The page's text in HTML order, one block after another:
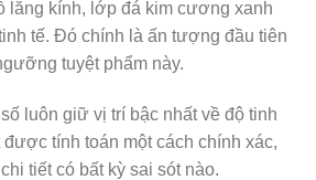
lăng kính, lớp đá kim cương xanh
tế. Đó chính là ấn tượng đầu tiên
tuyệt phẩm này.
luôn giữ vị trí bậc nhất về độ tinh
tính toán một cách chính xác,
tiết có bất kỳ sai sót nào.